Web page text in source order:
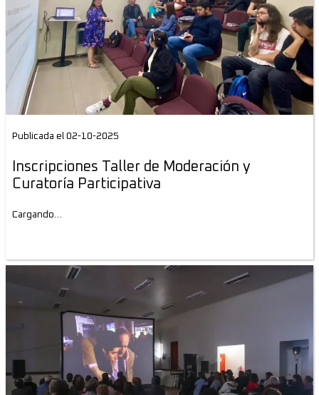
Publicada el 02-10-2025
Inscripciones Taller de Moderación y
Curatoría Participativa
Cargando…